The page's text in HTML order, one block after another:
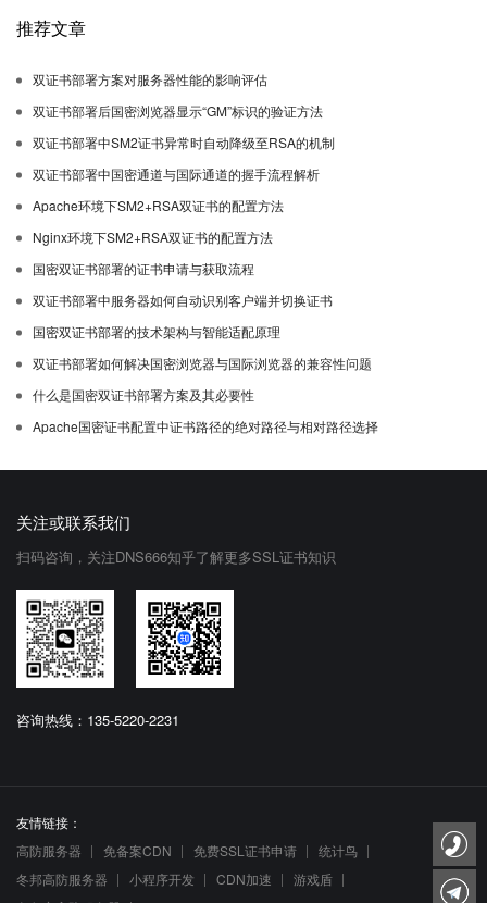
推荐文章
双证书部署方案对服务器性能的影响评估
双证书部署后国密浏览器显示“GM”标识的验证方法
双证书部署中SM2证书异常时自动降级至RSA的机制
双证书部署中国密通道与国际通道的握手流程解析
Apache环境下SM2+RSA双证书的配置方法
Nginx环境下SM2+RSA双证书的配置方法
国密双证书部署的证书申请与获取流程
双证书部署中服务器如何自动识别客户端并切换证书
国密双证书部署的技术架构与智能适配原理
双证书部署如何解决国密浏览器与国际浏览器的兼容性问题
什么是国密双证书部署方案及其必要性
Apache国密证书配置中证书路径的绝对路径与相对路径选择
关注或联系我们
扫码咨询，关注DNS666知乎了解更多SSL证书知识
咨询热线：135-5220-2231
友情链接：
高防服务器
免备案CDN 免费SSL证书申请
统计鸟
冬邦高防服务器
小程序开发 CDN加速
游戏盾